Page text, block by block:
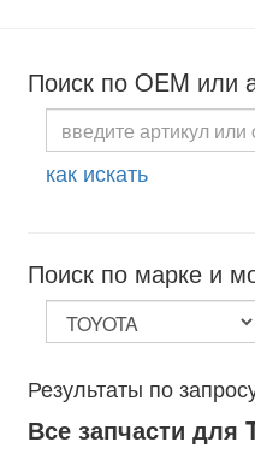
Поиск по OEM или
как искать
Поиск по марке и
Результаты по
Все запчасти для